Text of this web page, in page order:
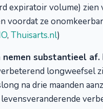
expiratoir volume) zien
voordat ze
, Thuisarts.nl)
nemen substantieel af.
longweefsel
na drie maanden